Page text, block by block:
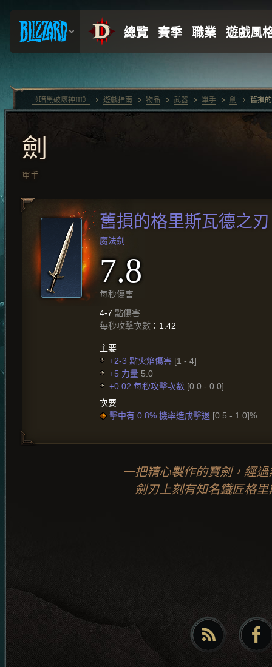
劍
單手
舊損的格里斯瓦德之刃
魔法劍
7.8
每秒傷害
4-7 點傷害
每秒攻擊次數 ：1.42
主要
+2-3 點火焰傷害 [1 - 4]
+5 力量 5.0
+0.02 每秒攻擊次數 [0.0 - 0.0]
次要
擊中有 0.8% 機率造成擊退 [0.5 - 1.0]%
一把精心製作的寶劍，經
劍刃上刻有知名鐵匠格
《暗黑破壞神III》 遊戲指南 物品 武器 單手 劍 舊損